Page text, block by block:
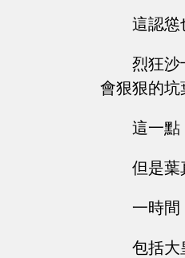
這認慫
烈狂沙
會狠狠的坑
這一點
但是葉
一時間
包括大